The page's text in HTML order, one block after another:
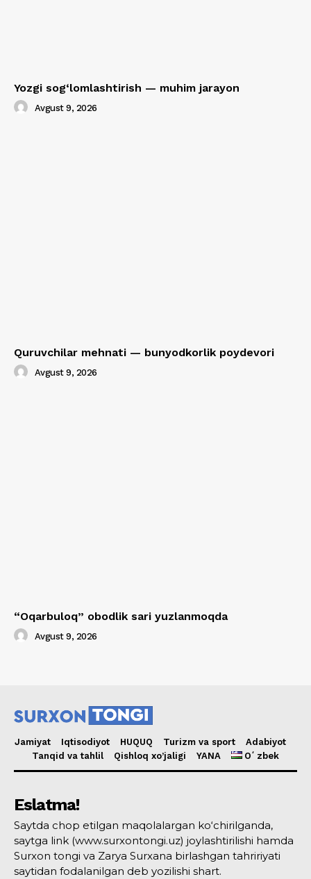
Yozgi sog‘lomlashtirish — muhim jarayon
Avgust 9, 2026
Quruvchilar mehnati — bunyodkorlik poydevori
Avgust 9, 2026
“Oqarbuloq” obodlik sari yuzlanmoqda
Avgust 9, 2026
Jamiyat Iqtisodiyot HUQUQ Turizm va sport
Adabiyot
Tanqid va tahlil
Qishloq xo’jaligi YANA Oʻzbek
Eslatma!
Saytda chop etilgan maqolalargan ko‘chirilganda,
saytga link (www.surxontongi.uz) joylashtirilishi hamda
Surxon tongi va Zarya Surxana birlashgan tahririyati
saytidan fodalanilgan deb yozilishi shart.